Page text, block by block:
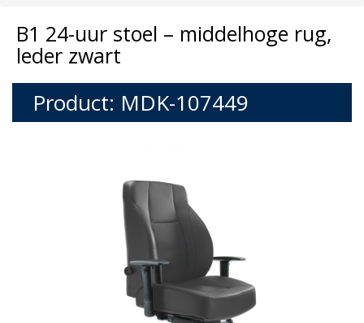
B1 24-uur stoel – middelhoge rug,
leder zwart
Product: MDK-107449